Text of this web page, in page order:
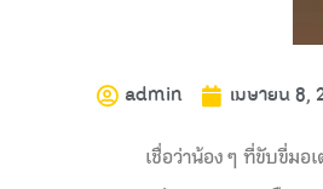
admin เมษายน 8,
เชื่อว่าน้อง ๆ ที่ขับขี่มอ